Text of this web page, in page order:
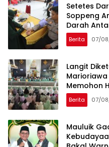
Setetes
Soppeng
Darah
Berita 07/
Langit
Memohon
Berita 07/
Mauluik